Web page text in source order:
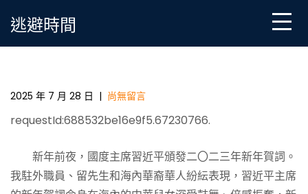
逃避時間
連合奮進，為推動中華平易近族巨大回復進獻氣力
2025 年 7 月 28 日 | 尚無留言
requestId:688532be16e9f5.67230766.
新年前夜，國度主席習近平頒發二〇二三年新年賀詞。
我駐外職員、留先生和海內華裔華人紛紜表現，習近平主席